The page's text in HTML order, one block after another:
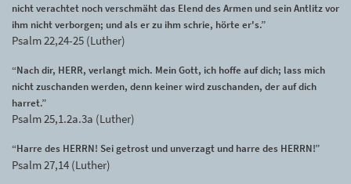
nicht verachtet noch verschmäht das Elend des Armen und sein Antlitz vor
ihm nicht verborgen; und als er zu ihm schrie, hörte er's.”
Psalm 22,24-25 (Luther)
“Nach dir, HERR, verlangt mich. Mein Gott, ich hoffe auf dich; lass mich
nicht zuschanden werden, denn keiner wird zuschanden, der auf dich
harret.”
Psalm 25,1.2a.3a (Luther)
“Harre des HERRN! Sei getrost und unverzagt und harre des HERRN!”
Psalm 27,14 (Luther)